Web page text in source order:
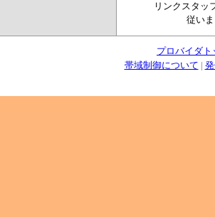
リンクスタッ
従い
プロバイダト
帯域制御について |